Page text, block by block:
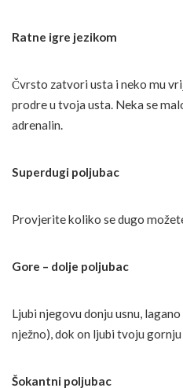
Ratne igre jezikom
Čvrsto zatvori usta i neko mu
prodre u tvoja usta. Neka se
adrenalin.
Superdugi poljubac
Provjerite koliko se dugo
Gore – dolje poljubac
Ljubi njegovu donju usnu,
nježno), dok on ljubi tvoju
Šokantni poljubac